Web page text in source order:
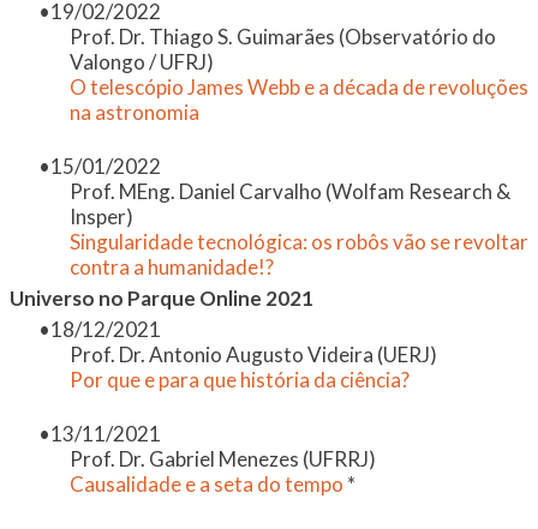
19/02/2022
Prof. Dr. Thiago S. Guimarães (Observatório do
Valongo / UFRJ)
O telescópio James Webb e a década de revoluções
na astronomia
15/01/2022
Prof. MEng. Daniel Carvalho (Wolfam Research &
Insper)
Singularidade tecnológica: os robôs vão se revoltar
contra a humanidade!?
Universo no Parque Online 2021
18/12/2021
Prof. Dr. Antonio Augusto Videira (UERJ)
Por que e para que história da ciência?
13/11/2021
Prof. Dr. Gabriel Menezes (UFRRJ)
Causalidade e a seta do tempo *